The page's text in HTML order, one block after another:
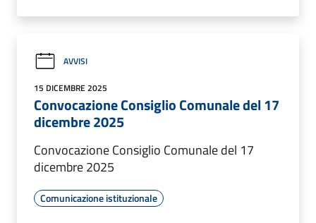
AVVISI
15 DICEMBRE 2025
Convocazione Consiglio Comunale del 17
dicembre 2025
Convocazione Consiglio Comunale del 17
dicembre 2025
Comunicazione istituzionale